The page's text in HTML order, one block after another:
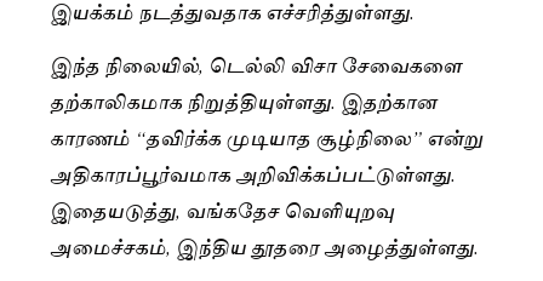
இயக்கம் நடத்துவதாக எச்சரித்துள்ளது.
இந்த நிலையில், டெல்லி விசா சேவைகளை
தற்காலிகமாக நிறுத்தியுள்ளது. இதற்கான
காரணம் “தவிர்க்க முடியாத சூழ்நிலை” என்று
அதிகாரப்பூர்வமாக அறிவிக்கப்பட்டுள்ளது.
இதையடுத்து, வங்கதேச வெளியுறவு
அமைச்சகம், இந்திய தூதரை அழைத்துள்ளது.